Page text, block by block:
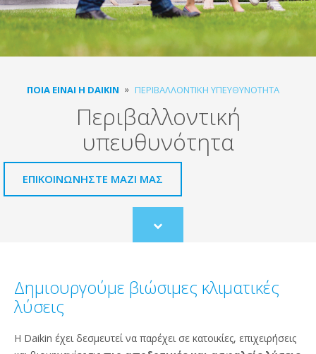
ΠΟΙΑ ΕΊΝΑΙ Η DAIKIN ΠΕΡΙΒΑΛΛΟΝΤΙΚΉ ΥΠΕΥΘΥΝΌΤΗΤΑ
Περιβαλλοντική
υπευθυνότητα
ΕΠΙΚΟΙΝΩΝΗΣΤΕ ΜΑΖΙ ΜΑΣ
Scroll
to
Δημιουργούμε βιώσιμες κλιματικές
λύσεις
Η Daikin έχει δεσμευτεί να παρέχει σε κατοικίες, επιχειρήσεις